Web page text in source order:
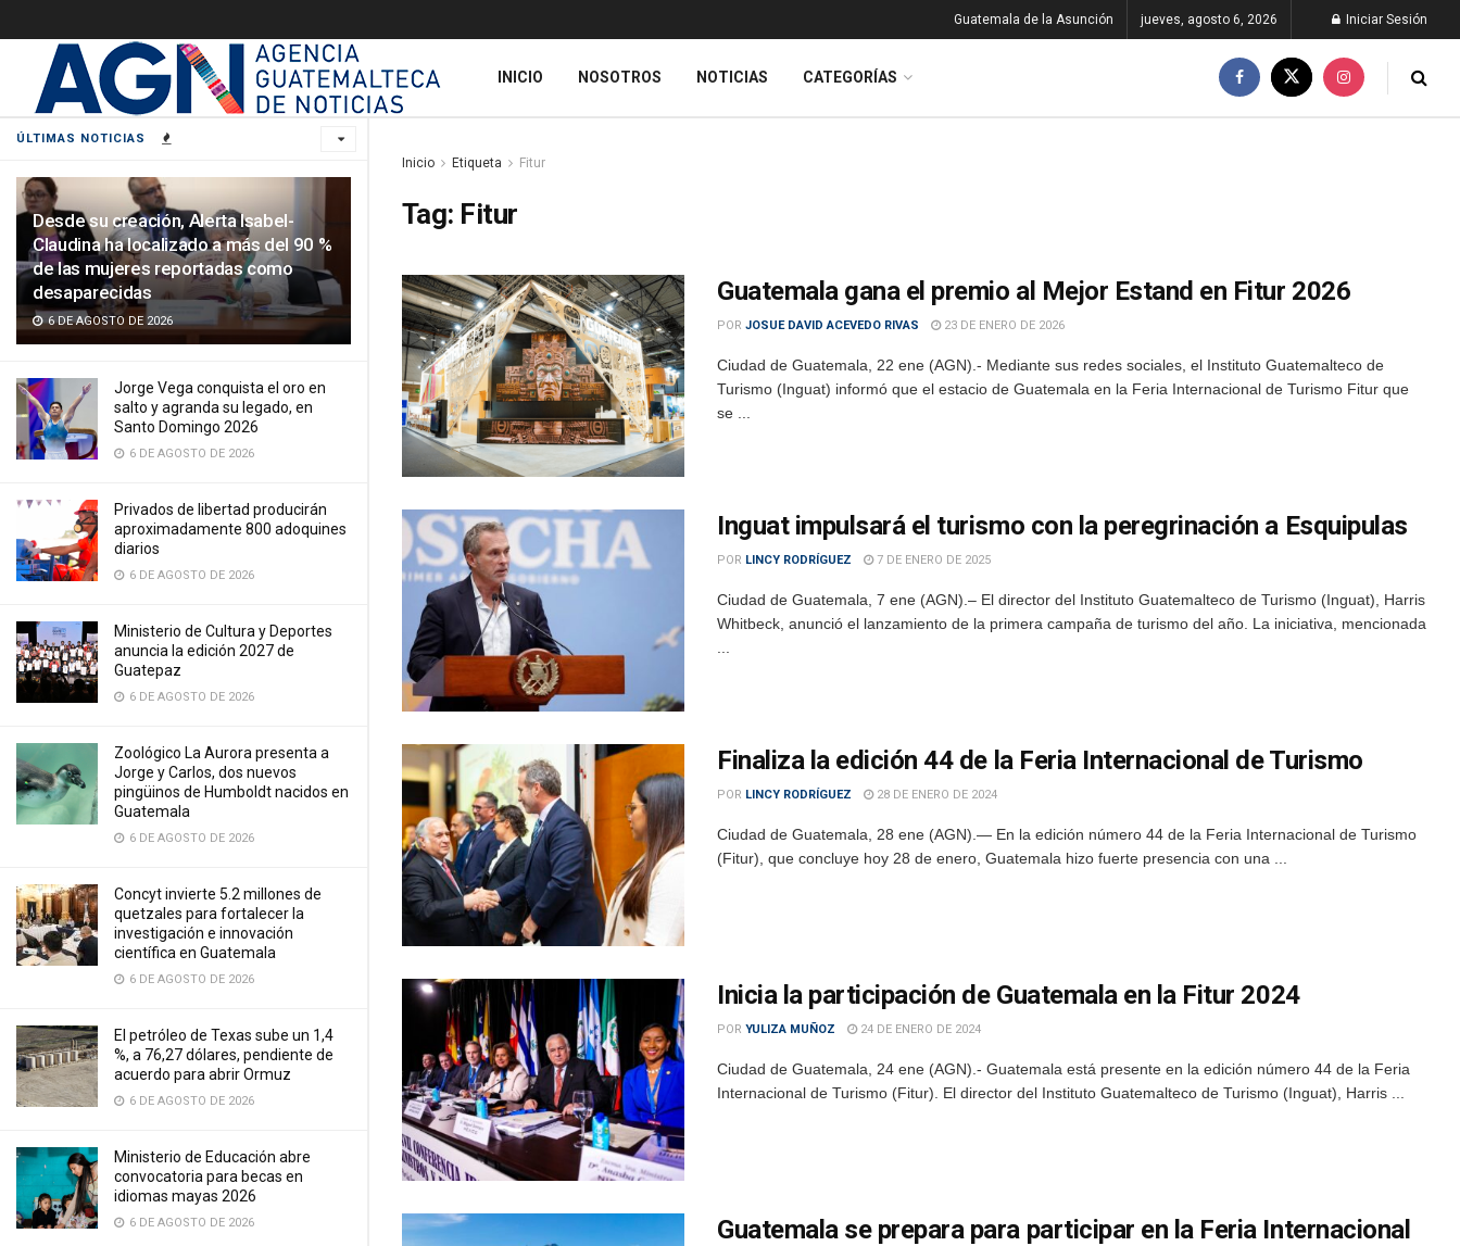
ÚLTIMAS NOTICIAS
Desde su creación, Alerta Isabel-
Claudina ha localizado a más del 90 %
de las mujeres reportadas como
desaparecidas
6 DE AGOSTO DE 2026
Jorge Vega conquista el oro en
salto y agranda su legado, en
Santo Domingo 2026
6 DE AGOSTO DE 2026
Privados de libertad producirán
aproximadamente 800 adoquines
diarios
6 DE AGOSTO DE 2026
Ministerio de Cultura y Deportes
anuncia la edición 2027 de
Guatepaz
6 DE AGOSTO DE 2026
Zoológico La Aurora presenta a
Jorge y Carlos, dos nuevos
pingüinos de Humboldt nacidos en
Guatemala
6 DE AGOSTO DE 2026
Concyt invierte 5.2 millones de
quetzales para fortalecer la
investigación e innovación
científica en Guatemala
6 DE AGOSTO DE 2026
El petróleo de Texas sube un 1,4
%, a 76,27 dólares, pendiente de
acuerdo para abrir Ormuz
6 DE AGOSTO DE 2026
Ministerio de Educación abre
convocatoria para becas en
idiomas mayas 2026
6 DE AGOSTO DE 2026
Guatemala de la Asunción jueves, agosto 6, 2026 Iniciar Sesión
INICIO NOSOTROS NOTICIAS CATEGORÍAS
Inicio Etiqueta Fitur
Tag: Fitur
Guatemala gana el premio al Mejor Estand en Fitur 2026
POR JOSUE DAVID ACEVEDO RIVAS 23 DE ENERO DE 2026
Ciudad de Guatemala, 22 ene (AGN).- Mediante sus redes sociales, el Instituto Guatemalteco de
Turismo (Inguat) informó que el estacio de Guatemala en la Feria Internacional de Turismo Fitur que
se ...
Inguat impulsará el turismo con la peregrinación a Esquipulas
POR LINCY RODRÍGUEZ 7 DE ENERO DE 2025
Ciudad de Guatemala, 7 ene (AGN).– El director del Instituto Guatemalteco de Turismo (Inguat), Harris
Whitbeck, anunció el lanzamiento de la primera campaña de turismo del año. La iniciativa, mencionada
Finaliza la edición 44 de la Feria Internacional de Turismo
POR LINCY RODRÍGUEZ 28 DE ENERO DE 2024
Ciudad de Guatemala, 28 ene (AGN).— En la edición número 44 de la Feria Internacional de Turismo
(Fitur), que concluye hoy 28 de enero, Guatemala hizo fuerte presencia con una ...
Inicia la participación de Guatemala en la Fitur 2024
POR YULIZA MUÑOZ 24 DE ENERO DE 2024
Ciudad de Guatemala, 24 ene (AGN).- Guatemala está presente en la edición número 44 de la Feria
Internacional de Turismo (Fitur). El director del Instituto Guatemalteco de Turismo (Inguat), Harris ...
Guatemala se prepara para participar en la Feria Internacional